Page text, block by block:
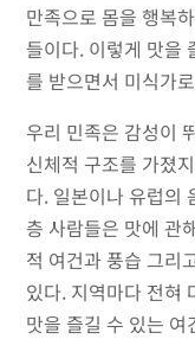
만족으로 몸을 행복
들이다. 이렇게 맛을
를 받으면서 미식가
우리 민족은 감성이
신체적 구조를 가졌
다. 일본이나 유럽의
층 사람들은 맛에 관
적 여건과 풍습 그리
있다. 지역마다 전혀
맛을 즐길 수 있는